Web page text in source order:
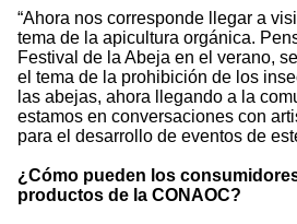
“Ahora nos corresponde llegar a
tema de la apicultura orgánica.
Festival de la Abeja en el verano,
el tema de la prohibición de los
las abejas, ahora llegando a la
estamos en conversaciones con
para el desarrollo de eventos de
¿Cómo pueden los
productos de la CONAOC?